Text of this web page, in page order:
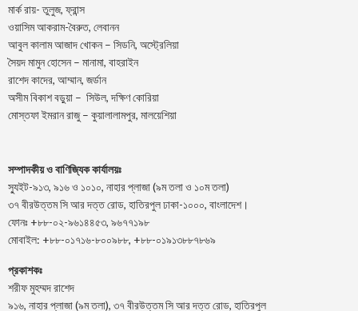
মার্ক রায়- তুলুজ, ফ্রান্স
ওয়াসিম আকরাম-বৈরুত, লেবানন
আবুল কালাম আজাদ খোকন – সিডনি, অস্ট্রেলিয়া
সৈয়দ মামুন হোসেন – মানামা, বাহরাইন
রাশেদ কাদের, আম্মান, জর্ডান
অসীম বিকাশ বড়ুয়া – সিউল, দক্ষিণ কোরিয়া
মোস্তফা ইমরান রাজু – কুয়ালালামপুর, মালয়েশিয়া
সম্পাদকীয় ও বাণিজ্যিক কার্যালয়ঃ
স্যুইট-৯১৩, ৯১৬ ও ১০১০, নাহার প্লাজা (৯ম তলা ও ১০ম তলা)
৩৭ বীরউত্তম সি আর দত্ত রোড, হাতিরপুল ঢাকা-১০০০, বাংলাদেশ।
ফোনঃ +৮৮-০২-৯৬১৪৪৫৩, ৯৬৭৭১৯৮
মোবাইল: +৮৮-০১৭১৬-৮০০৯৮৮, +৮৮-০১৯১৩৮৮৭৮৬৯
প্রকাশকঃ
শরীফ মুহম্মদ রাশেদ
৯১৬, নাহার প্লাজা (৯ম তলা), ৩৭ বীরউত্তম সি আর দত্ত রোড, হাতিরপুল